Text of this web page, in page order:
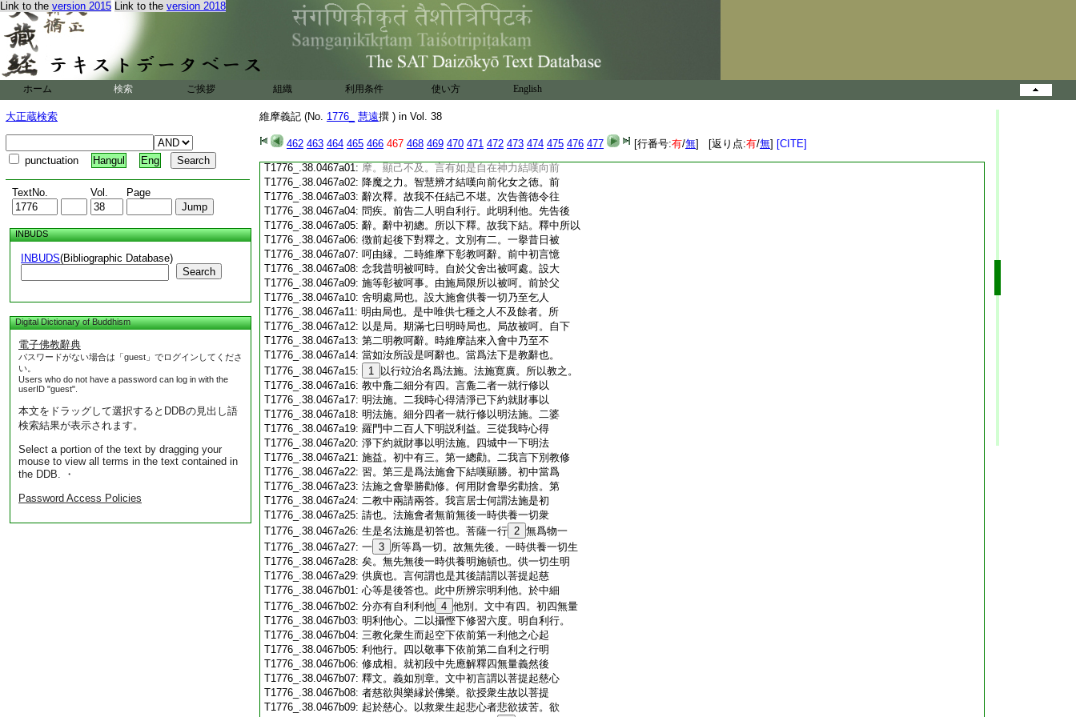
Link to the version 2015 Link to the version 2018
ホーム 検索 ご挨拶 組織 利用条件 使い方 English
大正蔵検索
punctuation Hangul Eng
TextNo. Vol. Page
INBUDS
INBUDS(Bibliographic Database)
Search
Digital Dictionary of Buddhism
電子佛教辭典
パスワードがない場合は「guest」でログインしてくださ
い。
Users who do not have a password can log in with the
userID "guest".
本文をドラッグして選択するとDDBの見出し語
検索結果が表示されます。
Select a portion of the text by dragging your
mouse to view all terms in the text contained in
the DDB. ・
Password Access Policies
維摩義記 (No. 1776_ 慧遠撰 ) in Vol. 38
462 463 464 465 466 467 468 469 470 471 472 473 474 475 476 477 [行番号:有/無] [返り点:有/無] [CITE]
T1776_.38.0466c19:一菩薩合前一燈。開百千生合前喩中然百
T1776_.38.0466c20: 千燈。令發阿耨三菩提心合前冥者皆明。於
T1776_.38.0466c21:其道意亦不滅盡合前終明不盡。此喩反合
T1776_.38.0466c22:
自利兼他。隨所説法而自増益一切善法他
利兼自。是名下結。下學益中汝等雖住以無
T1776_.38.0466c24:盡燈令發心者爲報佛恩他利兼自。令無數
T1776_.38.0466c25:天子天女發菩提心是他利也。爲報佛恩是
T1776_.38.0466c26:兼自也。行順佛心名報佛恩。亦大饒益一切衆
T1776_.38.0466c27:生自利兼他。此第六竟。爾時已下是第七段
T1776_.38.0466c28:諸女辭去。上來第三廣明維摩降魔索女以
T1776_.38.0467a01: 摩。顯己不及。言有如是自在神力結嘆向前
T1776_.38.0467a02: 降魔之力。智慧辨才結嘆向前化女之徳。前
T1776_.38.0467a03: 辭次釋。故我不任結己不堪。次告善徳令往
T1776_.38.0467a04: 問疾。前告二人明自利行。此明利他。先告後
T1776_.38.0467a05: 辭。辭中初總。所以下釋。故我下結。釋中所以
T1776_.38.0467a06: 徴前起後下對釋之。文別有二。一擧昔日被
T1776_.38.0467a07: 呵由縁。二時維摩下彰教呵辭。前中初言憶
T1776_.38.0467a08: 念我昔明被呵時。自於父舍出被呵處。設大
T1776_.38.0467a09: 施等彰被呵事。由施局限所以被呵。前於父
T1776_.38.0467a10: 舍明處局也。設大施會供養一切乃至乞人
T1776_.38.0467a11: 明由局也。是中唯供七種之人不及餘者。所
T1776_.38.0467a12: 以是局。期滿七日明時局也。局故被呵。自下
T1776_.38.0467a13: 第二明教呵辭。時維摩詰來入會中乃至不
T1776_.38.0467a14: 當如汝所設是呵辭也。當爲法下是教辭也。
T1776_.38.0467a15:
1
以行竝治名爲法施。法施寛廣。所以教之。
T1776_.38.0467a16: 教中麁二細分有四。言麁二者一就行修以
T1776_.38.0467a17: 明法施。二我時心得清淨已下約就財事以
T1776_.38.0467a18: 明法施。細分四者一就行修以明法施。二婆
T1776_.38.0467a19: 羅門中二百人下明説利益。三從我時心得
T1776_.38.0467a20: 淨下約就財事以明法施。四城中一下明法
T1776_.38.0467a21: 施益。初中有三。第一總勸。二我言下別教修
T1776_.38.0467a22: 習。第三是爲法施會下結嘆顯勝。初中當爲
T1776_.38.0467a23: 法施之會擧勝勸修。何用財會擧劣勸捨。第
T1776_.38.0467a24: 二教中兩請兩答。我言居士何謂法施是初
T1776_.38.0467a25: 請也。法施會者無前無後一時供養一切衆
T1776_.38.0467a26: 生是名法施是初答也。菩薩一行 2 無爲物一
T1776_.38.0467a27: 一 3 所等爲一切。故無先後。一時供養一切生
T1776_.38.0467a28: 矣。無先無後一時供養明施頓也。供一切生明
T1776_.38.0467a29: 供廣也。言何謂也是其後請謂以菩提起慈
T1776_.38.0467b01: 心等是後答也。此中所辨宗明利他。於中細
T1776_.38.0467b02: 分亦有自利利他 4 他別。文中有四。初四無量
T1776_.38.0467b03: 明利他心。二以攝慳下修習六度。明自利行。
T1776_.38.0467b04: 三教化衆生而起空下依前第一利他之心起
T1776_.38.0467b05: 利他行。四以敬事下依前第二自利之行明
T1776_.38.0467b06: 修成相。就初段中先應解釋四無量義然後
T1776_.38.0467b07: 釋文。義如別章。文中初言謂以菩提起慈心
T1776_.38.0467b08: 者慈欲與樂縁於佛樂。欲授衆生故以菩提
T1776_.38.0467b09: 起於慈心。以救衆生起悲心者悲欲拔苦。欲